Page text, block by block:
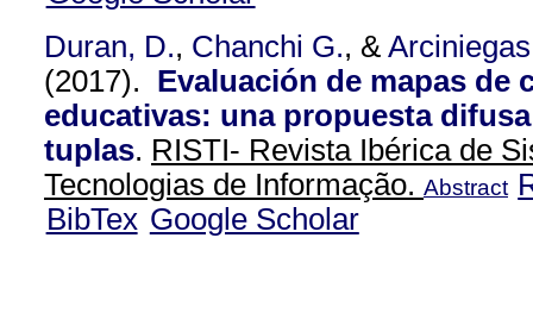
Duran, D., Chanchi G., &
(2017). Evaluación de mapas de
educativas: una propuesta
tuplas. RISTI- Revista Ibérica de
Tecnologias de Informação. Abstract
BibTex Google Scholar